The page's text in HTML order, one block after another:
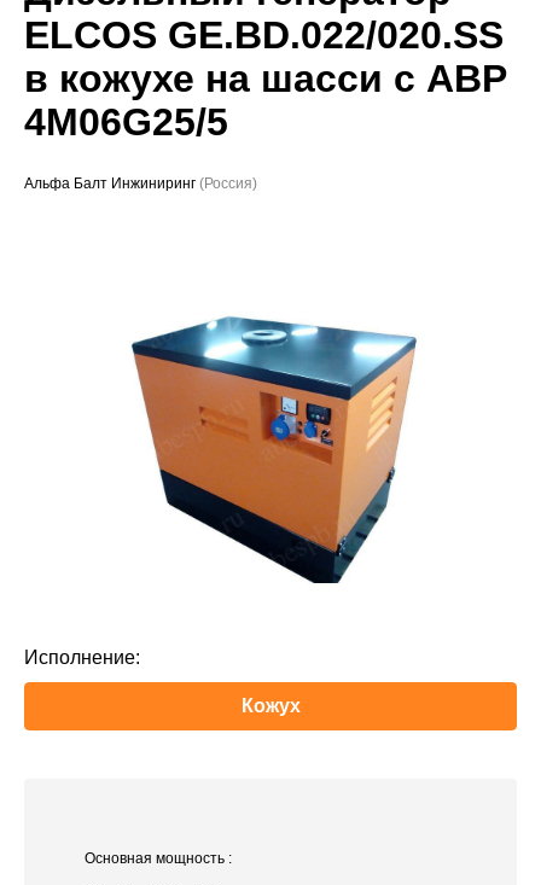
Судовое ЭО
Проекты
ELCOS GE.BD.022/020.SS
в кожухе на шасси с АВР
4M06G25/5
Альфа Балт Инжиниринг (Россия)
Исполнение:
Кожух
Основная мощность :